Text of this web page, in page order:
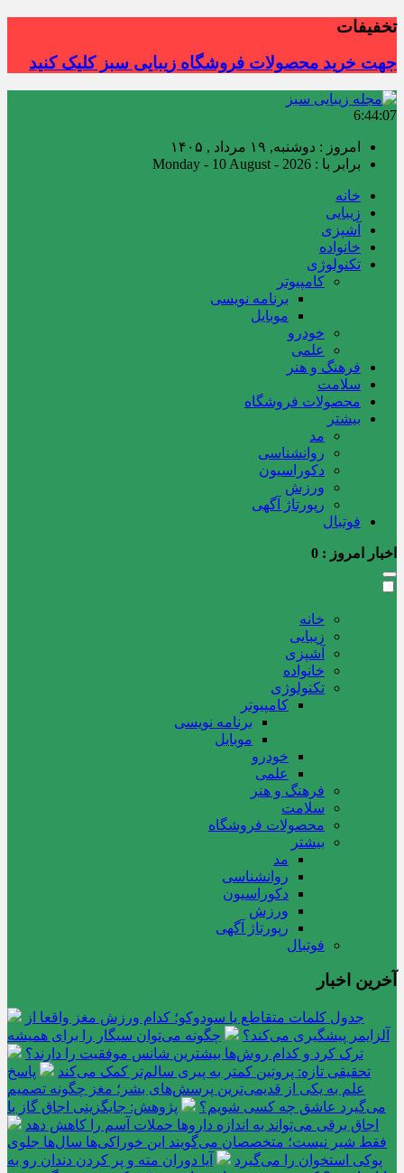
تخفیفات
جهت خرید محصولات فروشگاه زیبایی سبز کلیک کنید
6:44:08
امروز : دوشنبه, ۱۹ مرداد , ۱۴۰۵
برابر با : Monday - 10 August - 2026
خانه
زیبایی
آشپزی
خانواده
تکنولوژی
کامپیوتر
برنامه نویسی
موبایل
خودرو
علمی
فرهنگ و هنر
سلامت
محصولات فروشگاه
بیشتر
مد
روانشناسی
دکوراسیون
ورزش
رپورتاژ آگهی
فوتبال
اخبار امروز : 0
خانه
زیبایی
آشپزی
خانواده
تکنولوژی
کامپیوتر
برنامه نویسی
موبایل
خودرو
علمی
فرهنگ و هنر
سلامت
محصولات فروشگاه
بیشتر
مد
روانشناسی
دکوراسیون
ورزش
رپورتاژ آگهی
فوتبال
آخرین اخبار
جدول کلمات متقاطع یا سودوکو؛ کدام ورزش مغز واقعا از
آلزایمر پیشگیری می‌کند؟
چگونه می‌توان سیگار را برای همیشه
ترک کرد و کدام روش‌ها بیشترین شانس موفقیت را دارند؟
تحقیقی تازه: پروتین کمتر به پیری سالم‌تر کمک می‌کند
پاسخ
علم به یکی از قدیمی‌ترین پرسش‌های بشر؛ مغز چگونه تصمیم
می‌گیرد عاشق چه کسی شویم؟
پژوهش: جایگزینی اجاق گاز با
اجاق برقی می‌تواند به اندازه داروها حملات آسم را کاهش دهد
فقط شیر نیست؛ متخصصان می‌گویند این خوراکی‌ها سال‌ها جلوی
پوکی استخوان را می‌گیرد
آیا دوران مته و پر کردن دندان رو به